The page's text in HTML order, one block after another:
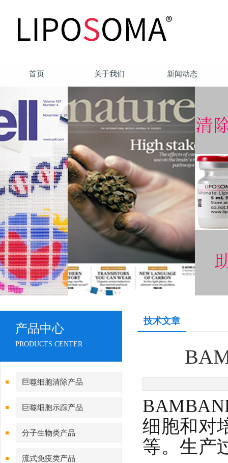
首页 关于我们 新闻动态
产品中心
PRODUCTS CENTER
巨噬细胞清除产品
巨噬细胞示踪产品
分子生物类产品
流式免疫类产品
技术文章
细胞和对
等。生产